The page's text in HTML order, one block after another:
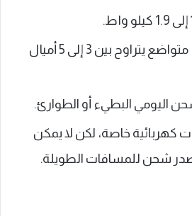
يوفر معدل شحن متواضع يتراوح بين 3 إلى 5 أميال
اليومي البطيء أو الطوارئ.
كهربائية خاصة، لكن لا يمكن
شحن للمسافات الطويلة.